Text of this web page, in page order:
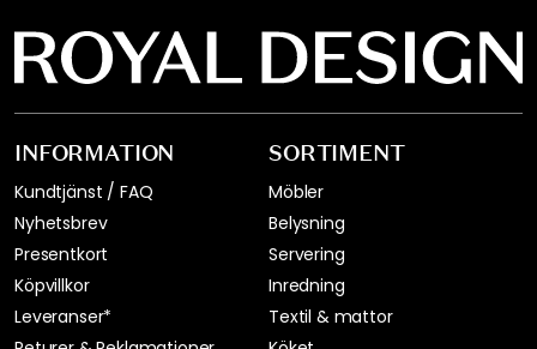
INFORMATION
Kundtjänst / FAQ
Nyhetsbrev
Presentkort
Köpvillkor
Leveranser*
SORTIMENT
Möbler
Belysning
Servering
Inredning
Textil & mattor